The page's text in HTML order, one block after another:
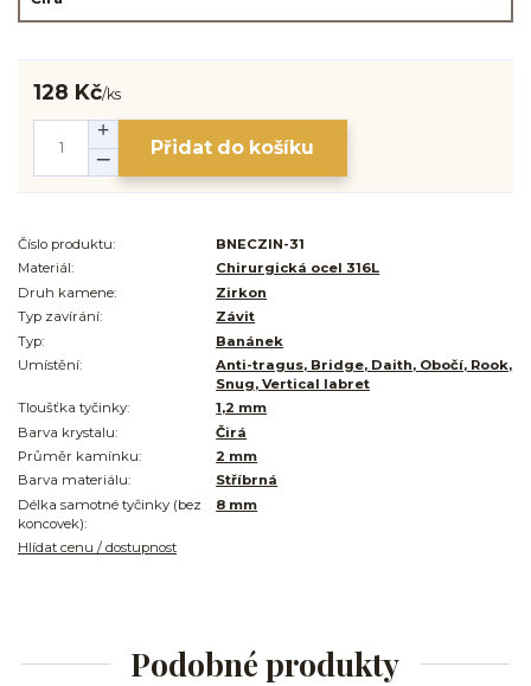
128 Kč/ks
Přidat do košíku
Číslo produktu:
BNECZIN-31
Materiál:
Chirurgická ocel 316L
Druh kamene:
Zirkon
Typ zavírání:
Závit
Typ:
Banánek
Umístění:
Anti-tragus, Bridge, Daith, Obočí, Rook,
Snug, Vertical labret
Tloušťka tyčinky:
1,2 mm
Barva krystalu:
Čirá
Průměr kamínku:
2 mm
Barva materiálu:
Stříbrná
Délka samotné tyčinky (bez
koncovek):
8 mm
Hlídat cenu / dostupnost
Podobné produkty